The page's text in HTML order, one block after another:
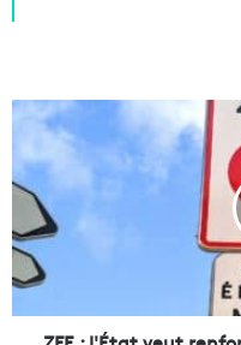
Z
E
:
'
É
t
a